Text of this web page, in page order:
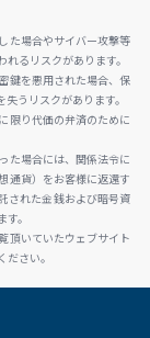
た場合やサイバー攻撃等
るリスクがあります。
鍵を悪用された場合、保
うリスクがあります。
限り代価の弁済のために
た場合には、関係法令に
通貨）をお客様に返還す
された金銭および暗号資
。
頂いていたウェブサイト
さい。